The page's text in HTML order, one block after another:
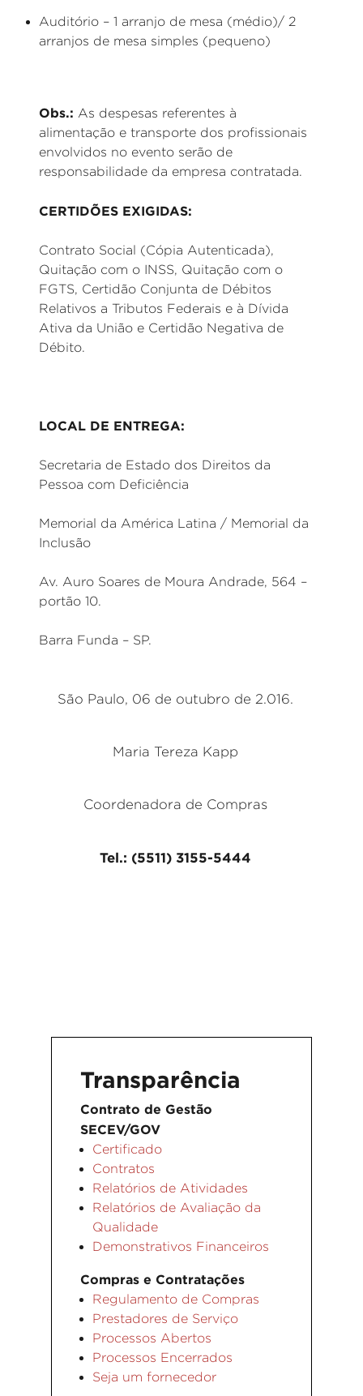
Auditório – 1 arranjo de mesa (médio)/ 2
arranjos de mesa simples (pequeno)
Obs.: As despesas referentes à
alimentação e transporte dos profissionais
envolvidos no evento serão de
responsabilidade da empresa contratada.
CERTIDÕES EXIGIDAS:
Contrato Social (Cópia Autenticada),
Quitação com o INSS, Quitação com o
FGTS, Certidão Conjunta de Débitos
Relativos a Tributos Federais e à Dívida
Ativa da União e Certidão Negativa de
Débito.
LOCAL DE ENTREGA:
Secretaria de Estado dos Direitos da
Pessoa com Deficiência
Memorial da América Latina / Memorial da
Inclusão
Av. Auro Soares de Moura Andrade, 564 –
portão 10.
Barra Funda – SP.
São Paulo, 06 de outubro de 2.016.
Maria Tereza Kapp
Coordenadora de Compras
Tel.: (5511) 3155-5444
Transparência
Contrato de Gestão
SECEV/GOV
Certificado
Contratos
Relatórios de Atividades
Relatórios de Avaliação da
Qualidade
Demonstrativos Financeiros
Compras e Contratações
Regulamento de Compras
Prestadores de Serviço
Processos Abertos
Processos Encerrados
Seja um fornecedor